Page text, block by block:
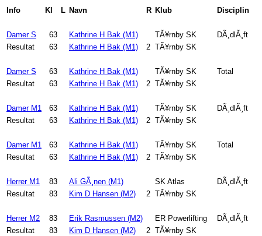
Info Kl L Navn R Klub Disciplin
Damer S 63 Kathrine H Bak (M1) TÃ¥rnby SK
DÃ¸dlÃ¸ft
Resultat
63 Kathrine H Bak (M1) 2 TÃ¥rnby SK
Damer S 63 Kathrine H Bak (M1) TÃ¥rnby SK
Total
Resultat
63 Kathrine H Bak (M1) 2 TÃ¥rnby SK
Damer M1 63 Kathrine H Bak (M1) TÃ¥rnby SK
DÃ¸dlÃ¸ft
Resultat
63 Kathrine H Bak (M1) 2 TÃ¥rnby SK
Damer M1 63 Kathrine H Bak (M1) TÃ¥rnby SK
Total
Resultat
63 Kathrine H Bak (M1) 2 TÃ¥rnby SK
Herrer M1 83 Ali GÃ¸nen (M1) SK Atlas
DÃ¸dlÃ¸ft
Resultat
83 Kim D Hansen (M2) 2 TÃ¥rnby SK
Herrer M2 83 Erik Rasmussen (M2) ER Powerlifting
DÃ¸dlÃ¸ft
Resultat
83 Kim D Hansen (M2) 2 TÃ¥rnby SK